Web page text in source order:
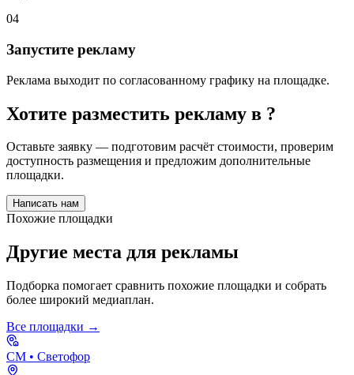
04
Запустите рекламу
Реклама выходит по согласованному графику на площадке.
Хотите разместить рекламу в ?
Оставьте заявку — подготовим расчёт стоимости, проверим
доступность размещения и предложим дополнительные
площадки.
Написать нам
Похожие площадки
Другие места для рекламы
Подборка помогает сравнить похожие площадки и собрать
более широкий медиаплан.
Все площадки →
СМ • Светофор